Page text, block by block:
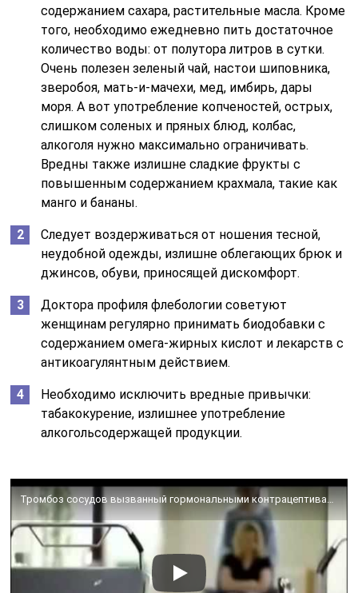
содержанием сахара, растительные масла. Кроме
того, необходимо ежедневно пить достаточное
количество воды: от полутора литров в сутки.
Очень полезен зеленый чай, настои шиповника,
зверобоя, мать-и-мачехи, мед, имбирь, дары
моря. А вот употребление копченостей, острых,
слишком соленых и пряных блюд, колбас,
алкоголя нужно максимально ограничивать.
Вредны также излишне сладкие фрукты с
повышенным содержанием крахмала, такие как
манго и бананы.
Следует воздерживаться от ношения тесной,
неудобной одежды, излишне облегающих брюк и
джинсов, обуви, приносящей дискомфорт.
Доктора профиля флебологии советуют
женщинам регулярно принимать биодобавки с
содержанием омега-жирных кислот и лекарств с
антикоагулянтным действием.
Необходимо исключить вредные привычки:
табакокурение, излишнее употребление
алкогольсодержащей продукции.
Тромбоз сосудов вызванный гормональными контрацептивами